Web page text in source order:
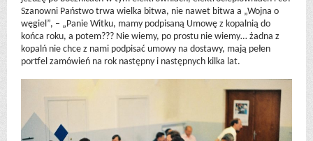
Szanowni Państwo trwa wielka bitwa, nie nawet bitwa a „Wojna o
węgiel”, – „Panie Witku, mamy podpisaną Umowę z kopalnią do
końca roku, a potem??? Nie wiemy, po prostu nie wiemy… żadna z
kopalń nie chce z nami podpisać umowy na dostawy, mają pełen
portfel zamówień na rok następny i następnych kilka lat.